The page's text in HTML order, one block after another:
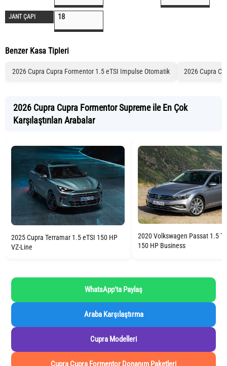
JANT ÇAPI 18
Benzer Kasa Tipleri
2026 Cupra Cupra Formentor 1.5 eTSI Impulse Otomatik 2026 Cupra
2026 Cupra Cupra Formentor Supreme ile En Çok
Karşılaştırılan Arabalar
2025 Cupra Terramar 1.5 eTSI 150 HP
VZ-Line
2020 Volkswagen Passat 1.5
150 HP Business
WhatsApp'ta Paylaş
Araba Karşılaştırma
Cupra Modelleri